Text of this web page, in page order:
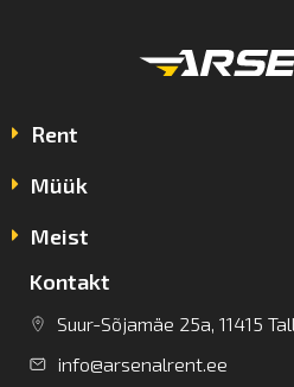
Rent
Müük
Meist
Kontakt
Suur-Sõjamäe 25a, 11415
info@arsenalrent.ee